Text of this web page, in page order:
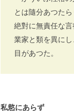
とは隨分あつた
絶對に無責任な
業家と類を異に
目があつた。
私慾にあらず